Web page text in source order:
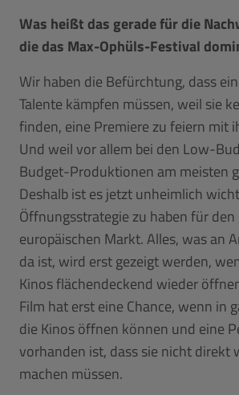
Was heißt das gerade für die
die das Max-Ophüls-Festival
Wir haben die Befürchtung, dass
Talente kämpfen müssen, weil sie
finden, eine Premiere zu feiern mit
Und weil vor allem bei den Low-
Budget-Produktionen am meisten
Deshalb ist es jetzt unheimlich
Öffnungsstrategie zu haben für den
europäischen Markt. Alles, was an
da ist, wird erst gezeigt werden,
Kinos flächendeckend wieder
Film hat erst eine Chance, wenn in
die Kinos öffnen können und eine
vorhanden ist, dass sie nicht direkt
machen müssen.